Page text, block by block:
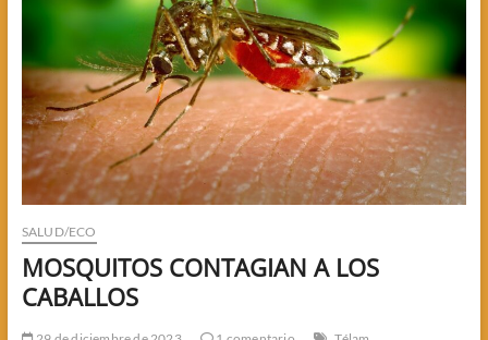
SALUD/ECO
MOSQUITOS CONTAGIAN A LOS
CABALLOS